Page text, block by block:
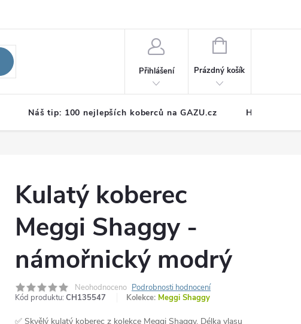
Přihlášení
NÁKUPNÍ
Prázdný košík
Náš tip: 100 nejlepších koberců na GAZU.cz Hodnocení
Kulatý koberec
Meggi Shaggy -
námořnický modrý
Neohodnoceno Podrobnosti hodnocení
Kód produktu: CH135547 Kolekce: Meggi Shaggy
✅ Skvělý kulatý koberec z kolekce Meggi Shaggy. Délka vlasu